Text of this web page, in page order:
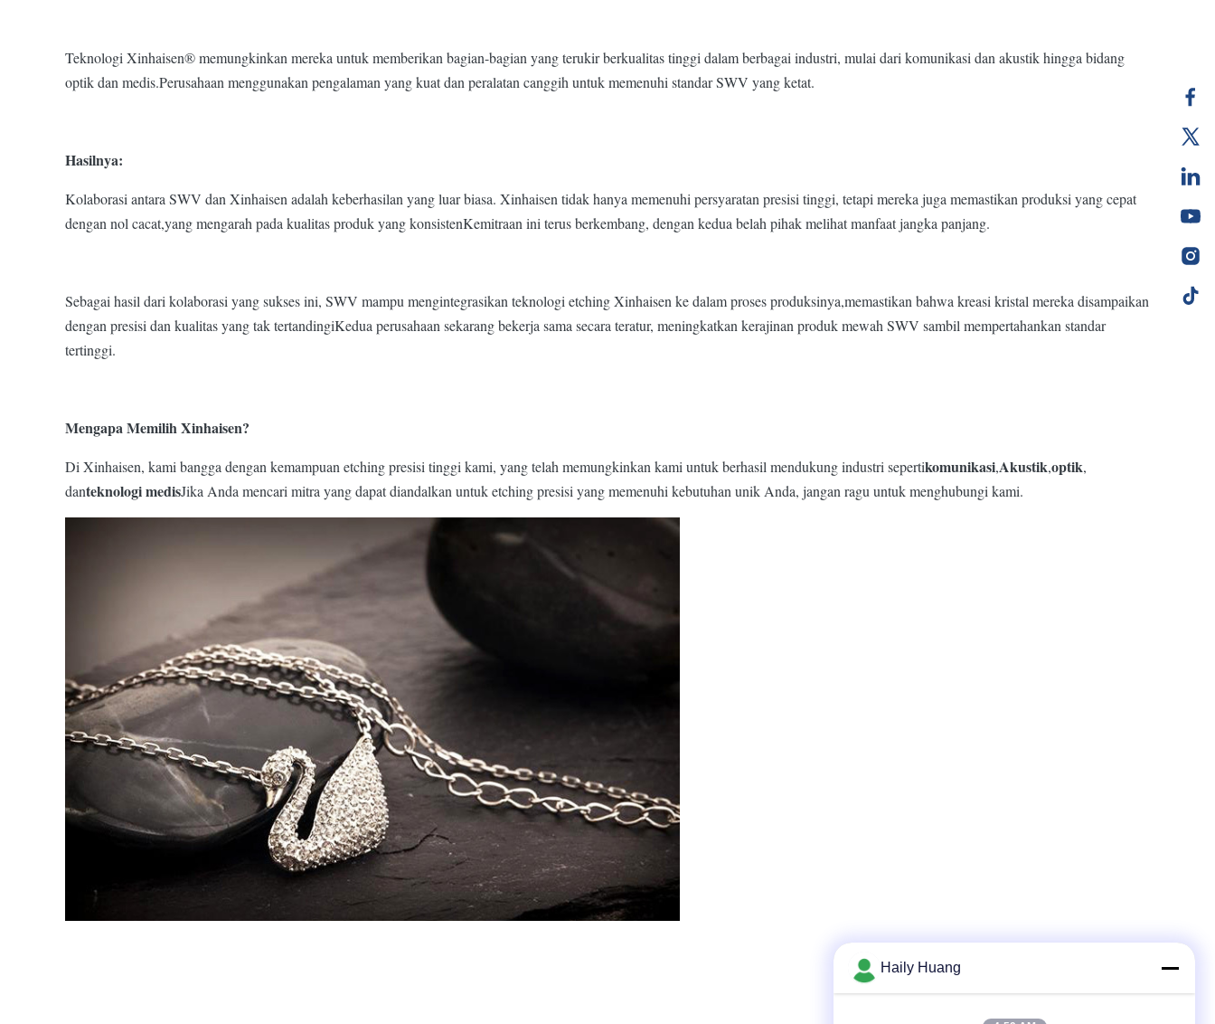
Teknologi Xinhaisen® memungkinkan mereka untuk memberikan bagian-bagian yang terukir berkualitas tinggi dalam berbagai industri, mulai dari komunikasi dan akustik hingga bidang
optik dan medis.Perusahaan menggunakan pengalaman yang kuat dan peralatan canggih untuk memenuhi standar SWV yang ketat.
Hasilnya:
Kolaborasi antara SWV dan Xinhaisen adalah keberhasilan yang luar biasa. Xinhaisen tidak hanya memenuhi persyaratan presisi tinggi, tetapi mereka juga memastikan produksi yang cepat
dengan nol cacat,yang mengarah pada kualitas produk yang konsistenKemitraan ini terus berkembang, dengan kedua belah pihak melihat manfaat jangka panjang.
Sebagai hasil dari kolaborasi yang sukses ini, SWV mampu mengintegrasikan teknologi etching Xinhaisen ke dalam proses produksinya,memastikan bahwa kreasi kristal mereka disampaikan
dengan presisi dan kualitas yang tak tertandingiKedua perusahaan sekarang bekerja sama secara teratur, meningkatkan kerajinan produk mewah SWV sambil mempertahankan standar
tertinggi.
Mengapa Memilih Xinhaisen?
Di Xinhaisen, kami bangga dengan kemampuan etching presisi tinggi kami, yang telah memungkinkan kami untuk berhasil mendukung industri sepertikomunikasi,Akustik,optik,
danteknologi medisJika Anda mencari mitra yang dapat diandalkan untuk etching presisi yang memenuhi kebutuhan unik Anda, jangan ragu untuk menghubungi kami.
Haily Huang